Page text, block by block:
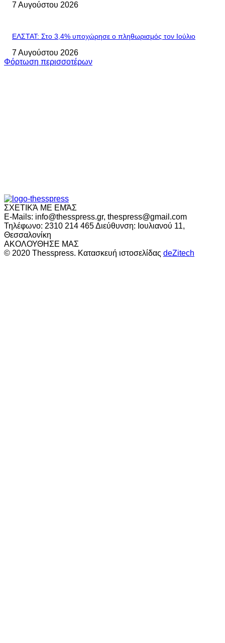
7 Αυγούστου 2026
ΕΛΣΤΑΤ: Στο 3,4% υποχώρησε ο πληθωρισμός τον Ιούλιο
7 Αυγούστου 2026
Φόρτωση περισσοτέρων
ΣΧΕΤΙΚΆ ΜΕ ΕΜΆΣ
E-Mails: info@thesspress.gr, thespress@gmail.com
Τηλέφωνο: 2310 214 465 Διεύθυνση: Ιουλιανού 11,
Θεσσαλονίκη
ΑΚΟΛΟΥΘΗΣΕ ΜΑΣ
© 2020 Thesspress. Κατασκευή ιστοσελίδας deZitech